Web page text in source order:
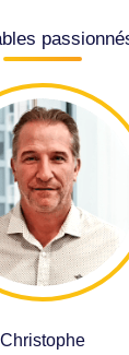
Christophe